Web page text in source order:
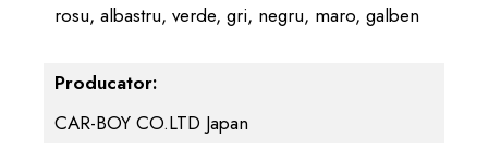
rosu, albastru, verde, gri, negru, maro, galben
Producator:
CAR-BOY CO.LTD Japan